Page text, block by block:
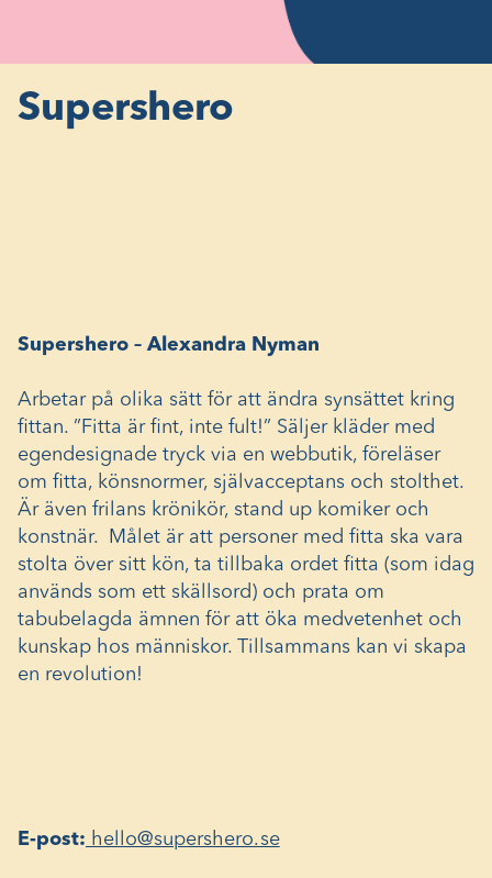
Supershero
Supershero – Alexandra Nyman
Arbetar på olika sätt för att ändra synsättet kring
fittan. ”Fitta är fint, inte fult!” Säljer kläder med
egendesignade tryck via en webbutik, föreläser
om fitta, könsnormer, självacceptans och stolthet.
Är även frilans krönikör, stand up komiker och
konstnär. Målet är att personer med fitta ska vara
stolta över sitt kön, ta tillbaka ordet fitta (som idag
används som ett skällsord) och prata om
tabubelagda ämnen för att öka medvetenhet och
kunskap hos människor. Tillsammans kan vi skapa
en revolution!
E-post: hello@supershero.se